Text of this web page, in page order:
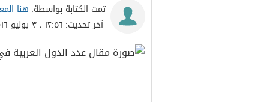
تمت الكتابة بواسطة: هنا
آخر تحديث: ١٢:٥٦ ، ٣ يوليو ٢٠١٦